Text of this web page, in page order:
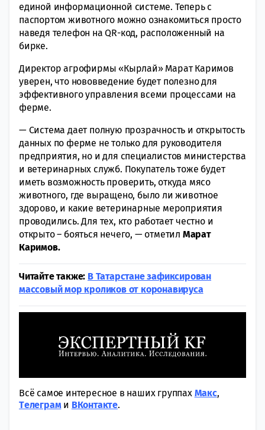
единой информационной системе. Теперь с
паспортом животного можно ознакомиться просто
наведя телефон на QR-код, расположенный на
бирке.
Директор агрофирмы «Кырлай» Марат Каримов
уверен, что нововведение будет полезно для
эффективного управления всеми процессами на
ферме.
— Система дает полную прозрачность и открытость
данных по ферме не только для руководителя
предприятия, но и для специалистов министерства
и ветеринарных служб. Покупатель тоже будет
иметь возможность проверить, откуда мясо
животного, где выращено, было ли животное
здорово, и какие ветеринарные мероприятия
проводились. Для тех, кто работает честно и
открыто – бояться нечего, — отметил Марат
Каримов.
Читайте также: В Татарстане зафиксирован
массовый мор кроликов от коронавируса
Всё самое интересное в наших группах Макс,
Tелеграми ВКонтакте.